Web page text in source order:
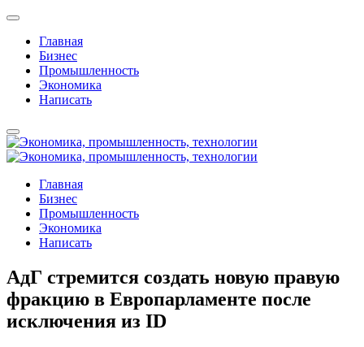
Главная
Бизнес
Промышленность
Экономика
Написать
Главная
Бизнес
Промышленность
Экономика
Написать
АдГ стремится создать новую правую
фракцию в Европарламенте после
исключения из ID